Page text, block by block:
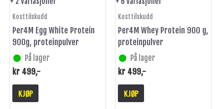
Kosttilskudd
Per4M Egg White Protein
900g, proteinpulver
På lager
kr 499,-
KJØP
produktsiden
Kosttilskudd
Per4M Whey Protein 900 g,
proteinpulver
På lager
kr 499,-
KJØP
produktsiden